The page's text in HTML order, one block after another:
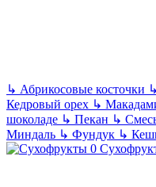
↳ Абрикосовые косточки ↳
Кедровый орех ↳
шоколаде ↳ Пекан ↳
Миндаль ↳ Фундук ↳